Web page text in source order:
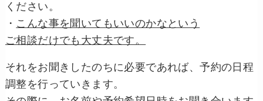
ください。
・ こんな事を聞いてもいいのかなという
ご相談だけでも大丈夫です。
それをお聞きしたのちに必要であれば、予約の日程
調整を行っていきます。